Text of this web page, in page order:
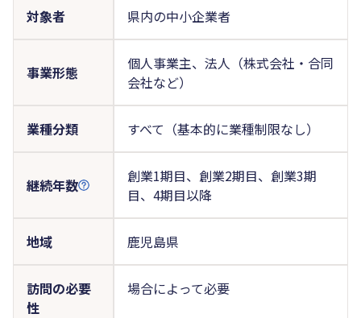
対象者 県内の中小企業者
事業形態
個人事業主、法人（株式会社・合同
会社など）
業種分類 すべて（基本的に業種制限なし）
継続年数
創業1期目、創業2期目、創業3期
目、4期目以降
地域 鹿児島県
訪問の必要
性
場合によって必要